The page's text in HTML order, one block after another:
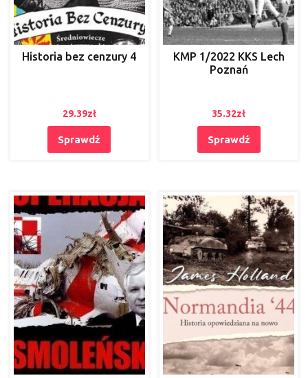
Historia bez cenzury 4
29.39zł
Sprawdź
KMP 1/2022 KKS Lech
Poznań
35.32zł
Sprawdź